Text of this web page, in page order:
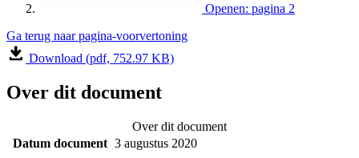
Openen: pagina 2
Ga terug naar pagina-voorvertoning
Download (pdf, 752.97 KB)
Over dit document
Over dit document
Datum document 3 augustus 2020